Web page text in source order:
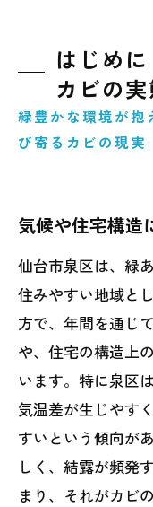
日常生活で
まとめ｜泉区
はじめ
カビの
緑豊かな環境が抱
び寄るカビの現実
気候や住宅構造
仙台市泉区は、緑
住みやすい地域と
方で、年間を通じ
や、住宅の構造上
います。特に泉区
気温差が生じやす
すいという傾向が
しく、結露が頻発
まり、それがカビ